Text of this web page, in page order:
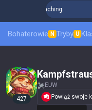
Challenger Coaching
Bohaterowie N Tryby U
427
EUW
Powiąż swoje